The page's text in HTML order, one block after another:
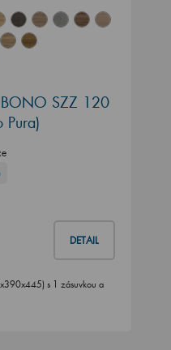
BONO SZZ 120
Pura)
DETAIL
s 1 zásuvkou a